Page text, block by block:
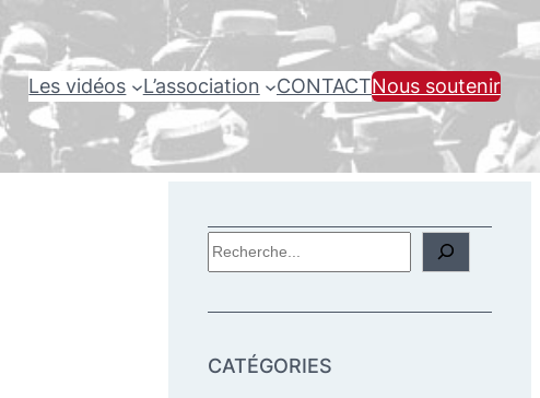
Les vidéos L’association CONTACTNous soutenir
R
e
c
e
CATÉGORIES